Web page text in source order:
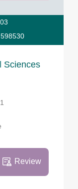
Sciences
Review